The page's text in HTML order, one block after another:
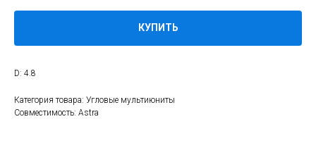
КУПИТЬ
D: 4.8
Категория товара: Угловые мультиюниты
Совместимость: Astra